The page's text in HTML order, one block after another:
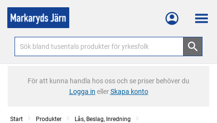
Meny
För att kunna handla hos oss och se priser behöver du
Logga in ellerSkapa konto
Start Produkter
Lås, Beslag, Inredning